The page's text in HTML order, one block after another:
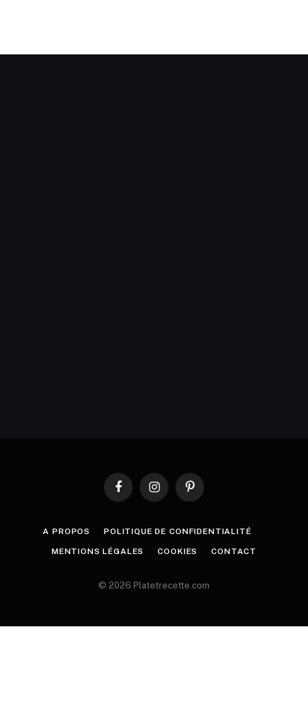
FacebookInstagramPinterest
A PROPOS POLITIQUE DE CONFIDENTIALITÉ
MENTIONS LÉGALES COOKIES CONTACT
© 2026 Platetrecette.com